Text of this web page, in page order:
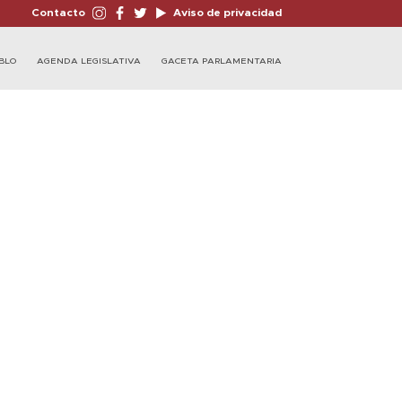
Contacto Aviso de privacidad
AGENDA LEGISLATIVA GACETA PARLAMENTARIA